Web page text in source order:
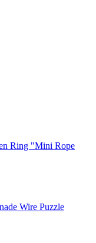
Ring "Mini Rope
Wire Puzzle